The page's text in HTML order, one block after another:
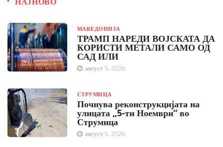
МАКЕДОНИЈА
ТРАМП НАРЕДИ ВОЈСКАТА ДА
КОРИСТИ МЕТАЛИ САМО ОД
САД ИЛИ
август 5, 2026
СТРУМИЦА
Почнува реконструкцијата на
улицата „5-ти Ноември“ во
Струмица
август 5, 2026